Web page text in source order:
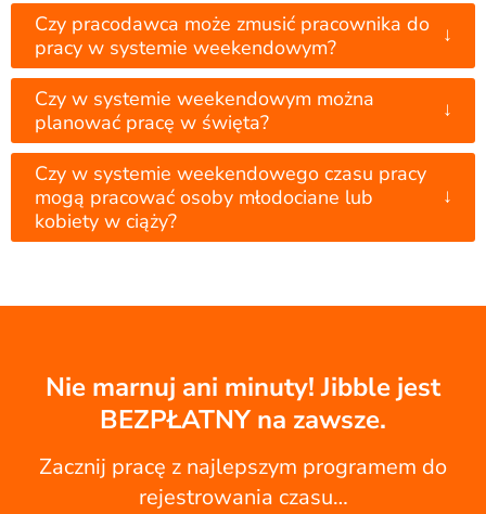
Czy pracodawca może zmusić pracownika do
pracy w systemie weekendowym?
↓
Czy w systemie weekendowym można
planować pracę w święta?
↓
Czy w systemie weekendowego czasu pracy
mogą pracować osoby młodociane lub
kobiety w ciąży?
↓
Nie marnuj ani minuty! Jibble jest
BEZPŁATNY na zawsze.
Zacznij pracę z najlepszym programem do
rejestrowania czasu…